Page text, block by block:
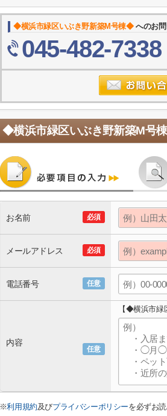
◆横浜市緑区いぶき野新築M号棟◆へのお
045-482-7338
◆横浜市緑区いぶき野新築M号
必須
お名前
必須
メールアドレス
任意
電話番号
任意
内容
【◆横浜市緑
※利用規約及びプライバシーポリシーを必ずお